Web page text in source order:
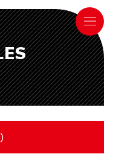
3843
〜18:00